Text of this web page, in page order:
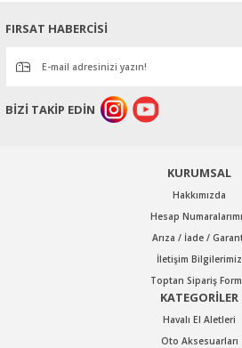
Ürün resmi kalitesiz, bozuk veya
Ürün bilgilerinde hatalar bulunuyor.
Ürün fiyatı diğer sitelerden daha pahalı.
Bu ürüne benzer farklı alternatifler olmalı.
Gönder
FIRSAT HABERCİSİ
BİZİ TAKİP EDİN
KURUMSAL
Hakkımızda
Hesap
Arıza / İade /
İletişim Bilgilerimiz
Toptan Sipariş
KATEGORİLER
Havalı El Aletleri
Oto Aksesuarları